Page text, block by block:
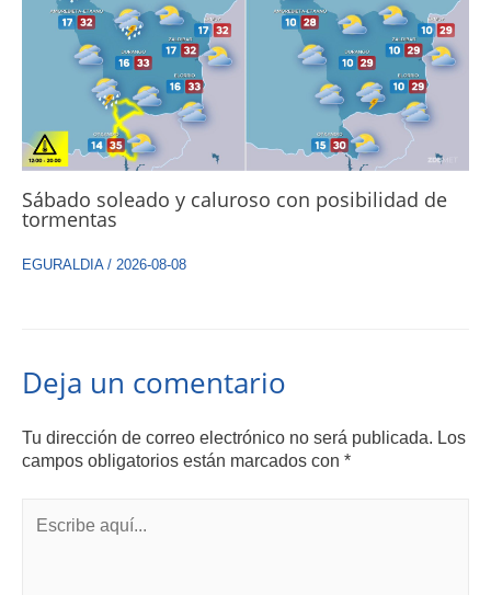
Sábado soleado y caluroso con posibilidad de
tormentas
EGURALDIA/ 2026-08-08
Deja un comentario
Tu dirección de correo electrónico no será publicada. Los
campos obligatorios están marcados con *